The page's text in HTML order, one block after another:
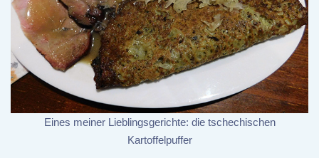
Eines meiner Lieblingsgerichte: die tschechischen
Kartoffelpuffer